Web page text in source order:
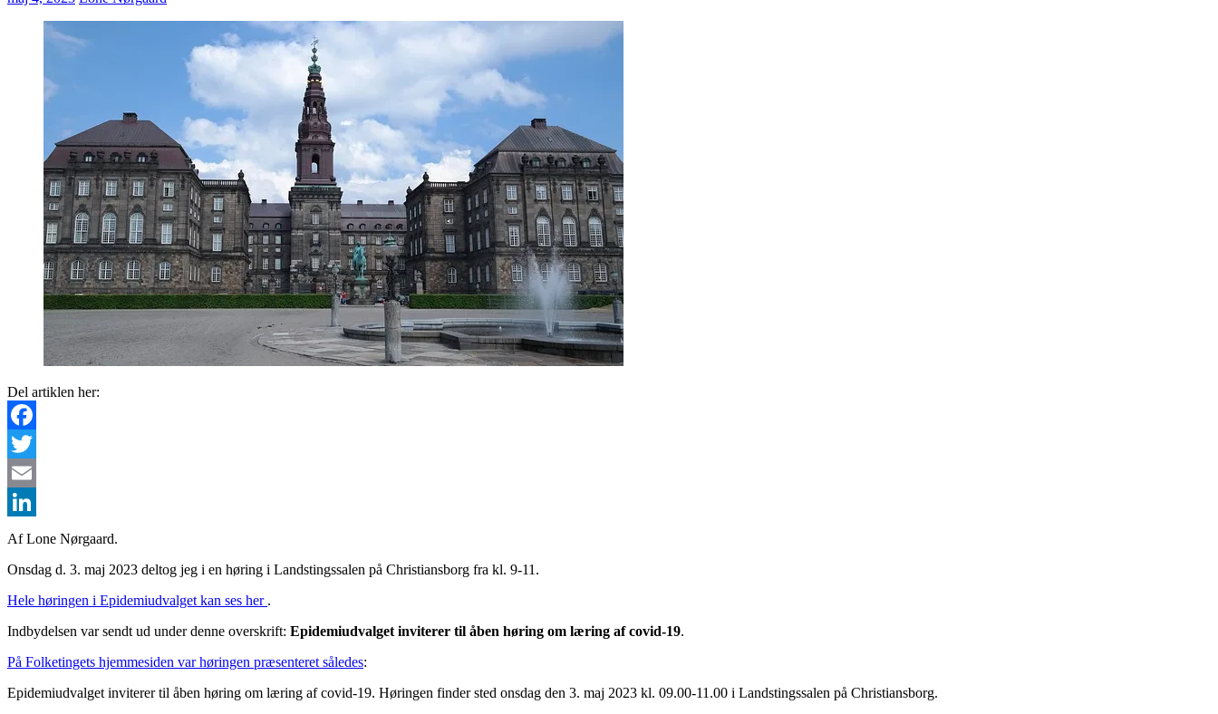
Del artiklen her:
Facebook
Twitter
Email
LinkedIn
Af Lone Nørgaard.
Onsdag d. 3. maj 2023 deltog jeg i en høring i Landstingssalen på Christiansborg fra kl. 9-11.
Hele høringen i Epidemiudvalget kan ses her .
Indbydelsen var sendt ud under denne overskrift: Epidemiudvalget inviterer til åben høring om læring af covid-19.
På Folketingets hjemmesiden var høringen præsenteret således:
Epidemiudvalget inviterer til åben høring om læring af covid-19. Høringen finder sted onsdag den 3. maj 2023 kl. 09.00-11.00 i Landstingssalen på Christiansborg.